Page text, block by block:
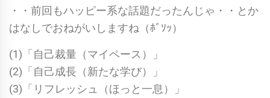
・・前回もハッピー系な話題だったんじゃ・・とか
はなしでおねがいしますね（ﾎﾞｿｯ）
(1)「自己裁量（マイペース）」
(2)「自己成長（新たな学び）」
(3)「リフレッシュ（ほっと一息）」